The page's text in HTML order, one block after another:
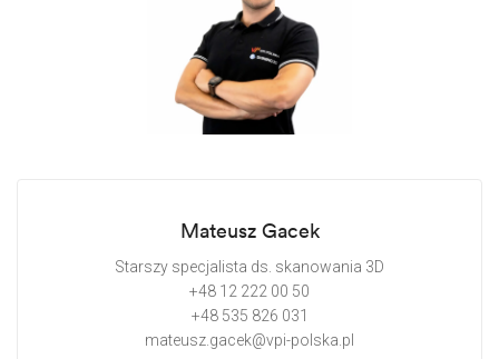
Mateusz Gacek
Starszy specjalista ds. skanowania 3D
+48 12 222 00 50
+48 535 826 031
mateusz.gacek@vpi-polska.pl